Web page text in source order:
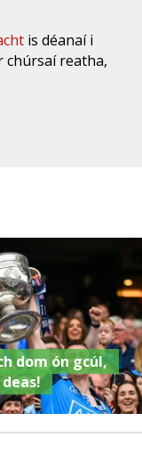
is déanaí i
chúrsaí reatha,
dom ón gcúl,